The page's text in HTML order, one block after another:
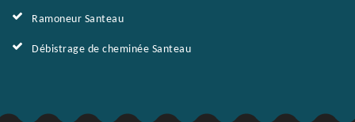
Ramoneur Santeau
Débistrage de cheminée Santeau